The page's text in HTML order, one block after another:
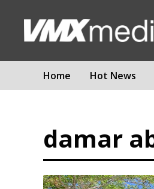
Home Hot News
damar